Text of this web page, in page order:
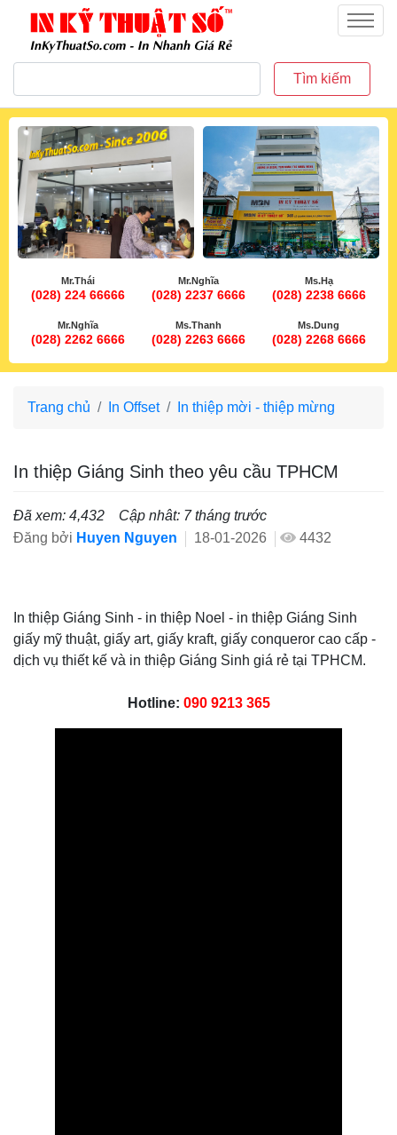
inkythuatso.com
Menu
Tìm kiếm
Mr.Thái
(028) 224 66666
Mr.Nghĩa
(028) 2237 6666
Ms.Hạ
(028) 2238 6666
Mr.Nghĩa
(028) 2262 6666
Ms.Thanh
(028) 2263 6666
Ms.Dung
(028) 2268 6666
Trang chủ In Offset In thiệp mời - thiệp mừng
In thiệp Giáng Sinh theo yêu cầu TPHCM
Đã xem: 4,432
Cập nhât: 7 tháng trước
Đăng bởi Huyen Nguyen 18-01-2026 4432
In thiệp Giáng Sinh - in thiệp Noel - in thiệp Giáng Sinh
giấy mỹ thuật, giấy art, giấy kraft, giấy conqueror cao cấp -
dịch vụ thiết kế và in thiệp Giáng Sinh giá rẻ tại TPHCM.
Hotline: 090 9213 365